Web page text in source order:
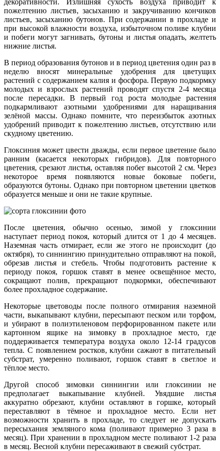
пожелтению листьев, засыханию и закручиванию кончиков
листьев, засыханию бутонов. При содержании в прохладе и
при высокой влажности воздуха, избыточном поливе клубни
и побеги могут загнивать, бутоны и листья опадать, желтеть
нижние листья.
В период образования бутонов и в период цветения один раз в
неделю вносят минеральные удобрения для цветущих
растений с содержанием калия и фосфора. Первую подкормку
молодых и взрослых растений проводят спустя 2-4 месяца
после пересадки. В первый год роста молодые растения
подкармливают азотными удобрениями для наращивания
зелёной массы. Однако помните, что переизбыток азотных
удобрений приводит к пожелтению листьев, отсутствию или
скудному цветению.
Глоксиния может цвести дважды, если первое цветение было
ранним (касается некоторых гибридов). Для повторного
цветения, срезают листья, оставляя побег высотой 2 см. Через
некоторое время появляются новые боковые побеги,
образуются бутоны. Однако при повторном цветении цветков
образуется меньше и они не такие крупные.
После цветения, обычно осенью, зимой у глоксинии
наступает период покоя, который длится от 1 до 4 месяцев.
Наземная часть отмирает, если же этого не происходит (до
октября), то синнингию принудительно отправляют на покой,
обрезав листья и стебель. Чтобы подготовить растение к
периоду покоя, горшок ставят в менее освещённое место,
сокращают полив, прекращают подкормки, обеспечивают
более прохладное содержание.
Некоторые цветоводы после полного отмирания наземной
части, выкапывают клубни, пересыпают песком или торфом,
и убирают в полиэтиленовом перфорированном пакете или
картонном ящике на зимовку в прохладное место, где
поддерживается температура воздуха около 12-14 градусов
тепла. С появлением ростков, клубни сажают в питательный
субстрат, умеренно поливают, горшок ставят в светлое и
тёплое место.
Другой способ зимовки синнингии или глоксинии не
предполагает выкапывание клубней. Увядшие листья
аккуратно обрезают, клубни оставляют в горшке, который
переставляют в тёмное и прохладное место. Если нет
возможности хранить в прохладе, то следует не допускать
пересыхания земляного кома (поливают примерно 3 раза в
месяц). При хранении в прохладном месте поливают 1-2 раза
в месяц. Весной клубни пересаживают в свежий субстрат.